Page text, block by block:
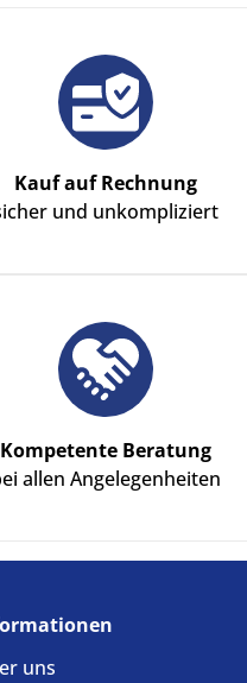
Kauf auf Rechnung
und unkompliziert
Kompetente Beratung
allen Angelegenheiten
uns